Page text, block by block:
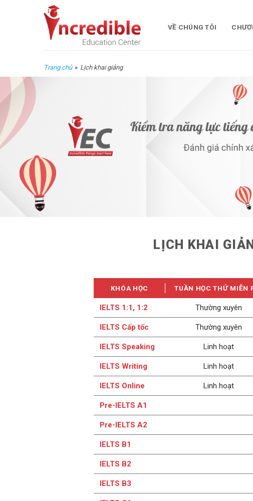
VỀ CHÚNG TÔI
Trang chủ » Lịch khai giảng
LỊCH KHAI
KHÓA HỌC TUẦN HỌC THỬ MIỄN
IELTS 1:1, 1:2 Thường xuyên
IELTS Cấp tốc Thường xuyên
IELTS Speaking Linh hoạt
IELTS Writing Linh hoạt
IELTS Online Linh hoạt
Pre-IELTS A1
Pre-IELTS A2
IELTS B1
IELTS B2
IELTS B3